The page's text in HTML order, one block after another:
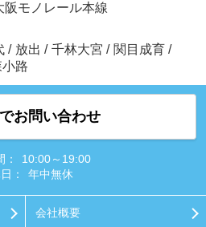
阪モノレール本線
/ 放出 / 千林大宮 / 関目成育 /
路
お問い合わせ
10:00～19:00
：
年中無休
会社概要